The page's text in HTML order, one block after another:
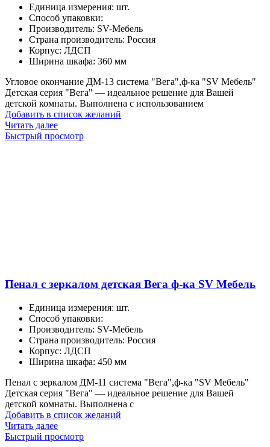
Единица измерения: шт.
Способ упаковки:
Производитель: SV-Мебель
Страна производитель: Россия
Корпус: ЛДСП
Ширина шкафа: 360 мм
Угловое окончание ДМ-13 система "Вега",ф-ка "SV Мебель"
Детская серия "Вега" — идеальное решение для Вашей
детской комнаты. Выполнена с использованием
Добавить в список желаний
Читать далее
Быстрый просмотр
Пенал с зеркалом детская Вега ф-ка SV Мебель
Единица измерения: шт.
Способ упаковки:
Производитель: SV-Мебель
Страна производитель: Россия
Корпус: ЛДСП
Ширина шкафа: 450 мм
Пенал с зеркалом ДМ-11 система "Вега",ф-ка "SV Мебель"
Детская серия "Вега" — идеальное решение для Вашей
детской комнаты. Выполнена с
Добавить в список желаний
Читать далее
Быстрый просмотр